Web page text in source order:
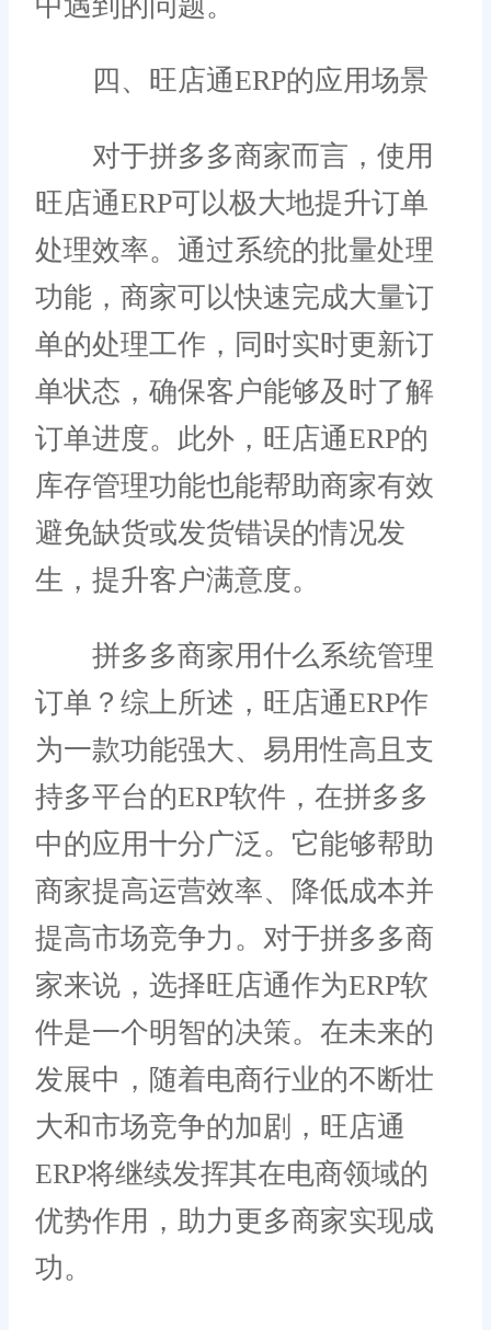
四、旺店通ERP的应用场景
对于拼多多商家而言，使用
旺店通ERP可以极大地提升订单
处理效率。通过系统的批量处理
功能，商家可以快速完成大量订
单的处理工作，同时实时更新订
单状态，确保客户能够及时了解
订单进度。此外，旺店通ERP的
库存管理功能也能帮助商家有效
避免缺货或发货错误的情况发
生，提升客户满意度。
拼多多商家用什么系统管理
订单？综上所述，旺店通ERP作
为一款功能强大、易用性高且支
持多平台的ERP软件，在拼多多
中的应用十分广泛。它能够帮助
商家提高运营效率、降低成本并
提高市场竞争力。对于拼多多商
家来说，选择旺店通作为ERP软
件是一个明智的决策。在未来的
发展中，随着电商行业的不断壮
大和市场竞争的加剧，旺店通
ERP将继续发挥其在电商领域的
优势作用，助力更多商家实现成
功。